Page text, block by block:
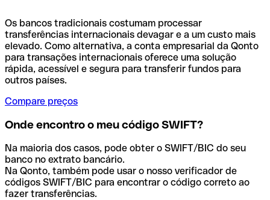
Os bancos tradicionais costumam processar
transferências internacionais devagar e a um custo mais
elevado. Como alternativa, a conta empresarial da Qonto
para transações internacionais oferece uma solução
rápida, acessível e segura para transferir fundos para
outros países.
Compare preços
Onde encontro o meu código SWIFT?
Na maioria dos casos, pode obter o SWIFT/BIC do seu
banco no extrato bancário.
Na Qonto, também pode usar o nosso verificador de
códigos SWIFT/BIC para encontrar o código correto ao
fazer transferências.